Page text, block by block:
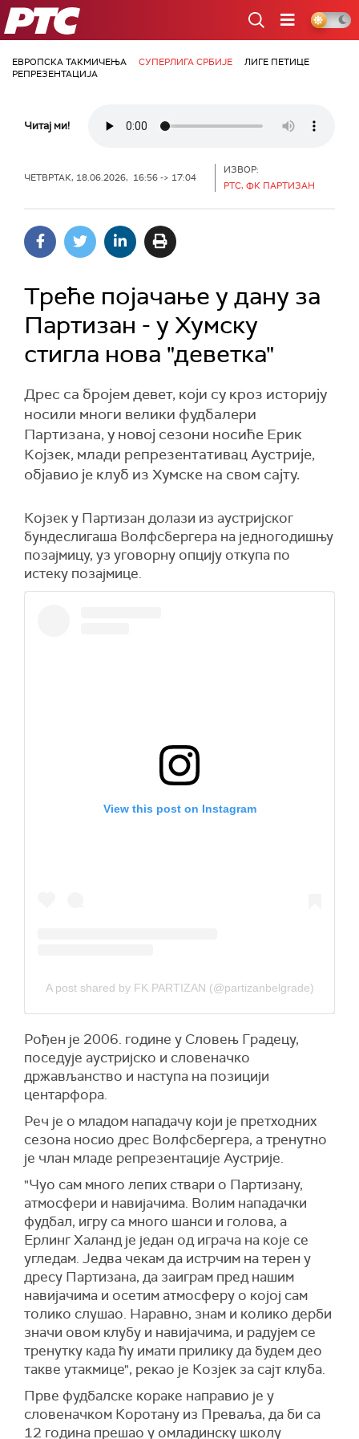
РТС
ЕВРОПСКА ТАКМИЧЕЊА СУПЕРЛИГА СРБИЈЕ
ЛИГЕ ПЕТИЦЕ
РЕПРЕЗЕНТАЦИЈА
Читај ми!
ЧЕТВРТАК, 18.06.2026, 16:56 -> 17:04
ИЗВОР:
РТС, ФК ПАРТИЗАН
Треће појачање у дану за
Партизан - у Хумску
стигла нова "деветка"
Дрес са бројем девет, који су кроз историју
носили многи велики фудбалери
Партизана, у новој сезони носиће Ерик
Којзек, млади репрезентативац Аустрије,
објавио је клуб из Хумске на свом сајту.
Којзек у Партизан долази из аустријског
бундеслигаша Волфсбергера на једногодишњу
позајмицу, уз уговорну опцију откупа по
истеку позајмице.
View this post on Instagram
A post shared by FK PARTIZAN (@partizanbelgrade)
Рођен је 2006. године у Словењ Градецу,
поседује аустријско и словеначко
држављанство и наступа на позицији
центарфора.
Реч је о младом нападачу који је претходних
сезона носио дрес Волфсбергера, а тренутно
је члан младе репрезентације Аустрије.
"Чуо сам много лепих ствари о Партизану,
атмосфери и навијачима. Волим нападачки
фудбал, игру са много шанси и голова, а
Ерлинг Халанд је један од играча на које се
угледам. Једва чекам да истрчим на терен у
дресу Партизана, да заиграм пред нашим
навијачима и осетим атмосферу о којој сам
толико слушао. Наравно, знам и колико дерби
значи овом клубу и навијачима, и радујем се
тренутку када ћу имати прилику да будем део
такве утакмице", рекао је Козјек за сајт клуба.
Прве фудбалске кораке направио је у
словеначком Коротану из Преваља, да би са
12 година прешао у омладинску школу